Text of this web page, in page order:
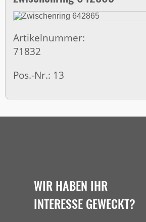
Artikelnummer:
71832
Pos.-Nr.: 13
WIR HABEN IHR
INTERESSE GEWECKT?